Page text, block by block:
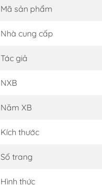
Mã sản phẩm
Nhà cung cấp
Tác giả
NXB
Năm XB
Kích thước
Số trang
Hình thức